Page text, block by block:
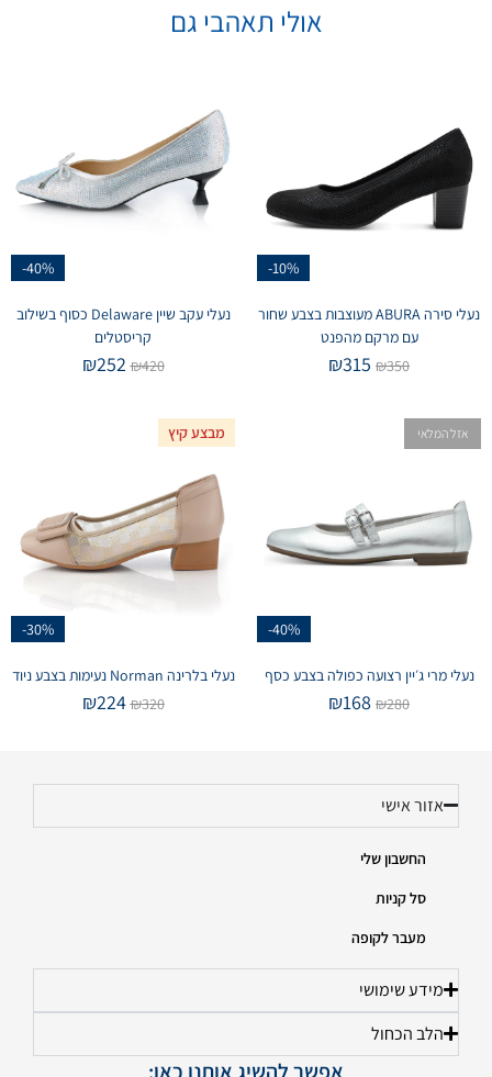
אולי תאהבי גם
-10%
נעלי סירה ABURA מעוצבות בצבע שחור
עם מרקם מהפנט
₪350
₪315
-40%
נעלי עקב שיין Delaware כסוף בשילוב
קריסטלים
₪420
₪252
-40%
אזל המלאי
נעלי מרי ג׳יין רצועה כפולה בצבע כסף
₪280
₪168
מבצע קיץ
-30%
נעלי בלרינה Norman נעימות בצבע ניוד
₪320
₪224
אזור אישי
החשבון שלי
סל קניות
מעבר לקופה
מידע שימושי
הלב הכחול